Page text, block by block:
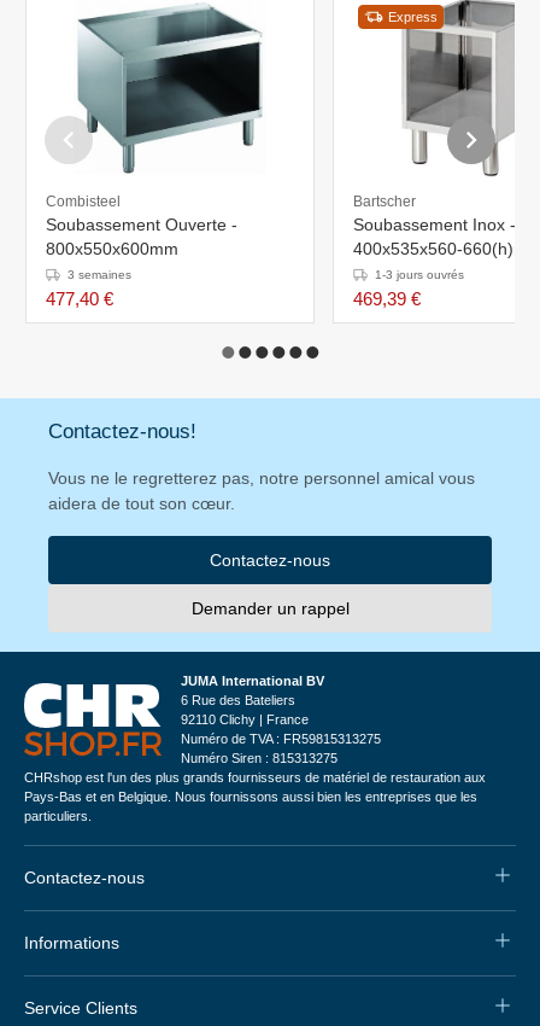
Combisteel
Soubassement Ouverte -
800x550x600mm
3 semaines
477,40 €
Express
Bartscher
Soubassement Inox -
400x535x560-
1-3 jours ouvrés
469,39 €
Contactez-nous!
Vous ne le regretterez pas, notre personnel amical vous
aidera de tout son cœur.
Contactez-nous
Demander un rappel
JUMA International BV
6 Rue des Bateliers
92110 Clichy | France
Numéro de TVA : FR59815313275
Numéro Siren : 815313275
CHRshop est l'un des plus grands fournisseurs de matériel de restauration aux
Pays-Bas et en Belgique. Nous fournissons aussi bien les entreprises que les
particuliers.
Contactez-nous
Informations
Service Clients